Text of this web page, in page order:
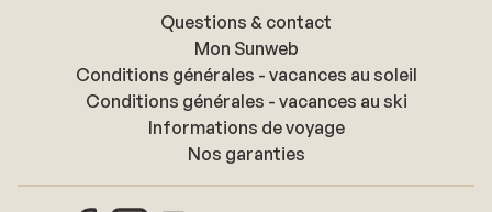
Questions & contact
Mon Sunweb
Conditions générales - vacances au soleil
Conditions générales - vacances au ski
Informations de voyage
Nos garanties